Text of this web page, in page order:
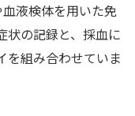
液検体を用いた免
状の記録と、採血に
を組み合わせていま